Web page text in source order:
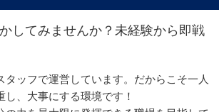
してみませんか？未経験から即戦
タッフで運営しています。だからこそ一人
、大事にする環境です！